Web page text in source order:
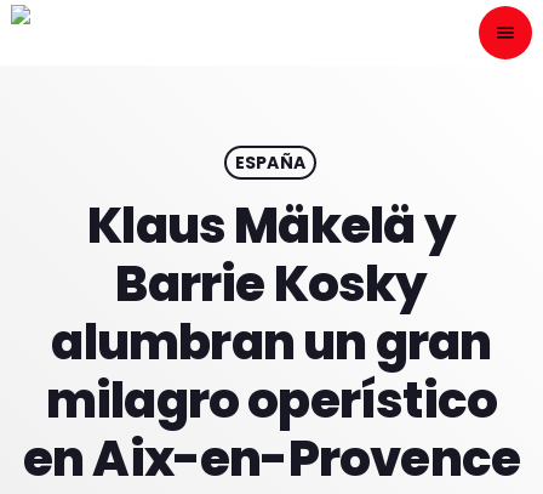
menu
HOME
PROGRAMACION
ESPAÑA
Klaus Mäkelä y
Barrie Kosky
alumbran un gran
milagro operístico
en Aix-en-Provence